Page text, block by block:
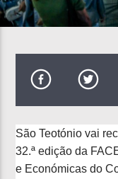
São Teotónio vai
32.ª edição da
e Económicas do